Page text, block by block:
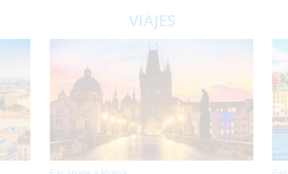
VIAJES